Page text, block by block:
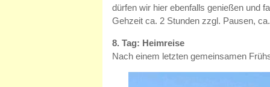
dürfen wir hier ebenfalls genießen und
Gehzeit ca. 2 Stunden zzgl. Pausen,
8. Tag: Heimreise
Nach einem letzten gemeinsamen